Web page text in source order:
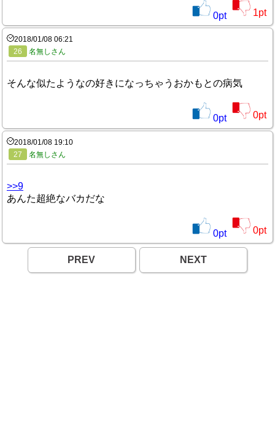
0pt 1pt
2018/01/08 06:21
26
名無しさん
そんな似たようなの好きになっちゃうおかもとの病気
0pt 0pt
2018/01/08 19:10
27
名無しさん
>>9
あんた超絶なバカだな
0pt 0pt
PREV NEXT